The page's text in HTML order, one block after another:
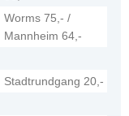
Worms 75,- /
Mannheim 64,-
Stadtrundgang 20,-